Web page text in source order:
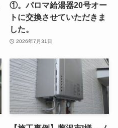
①。パロマ給湯器20号オー
トに交換させていただきま
した。
2026年7月31日